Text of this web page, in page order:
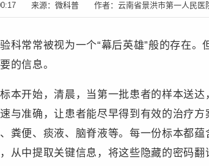
来源： 微科普 作者： 云南省景洪市第一人民医
常常被视为一个“幕后英雄”般的存在。
的信息。
开始，清晨，当第一批患者的样本送达
与准确，让患者能尽早得到有效的治疗
粪便、痰液、脑脊液等。每一份标本都
从中提取关键信息，将这些隐藏的密码翻